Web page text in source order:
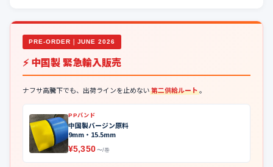
PRE-ORDER｜JUNE 2026
⚡ 中国製 緊急輸入販売
ナフサ高騰下でも、出荷ラインを止めない第二供給ルート。
PPバンド
中国製バージン原料
9mm・15.5mm
¥5,350 〜/巻